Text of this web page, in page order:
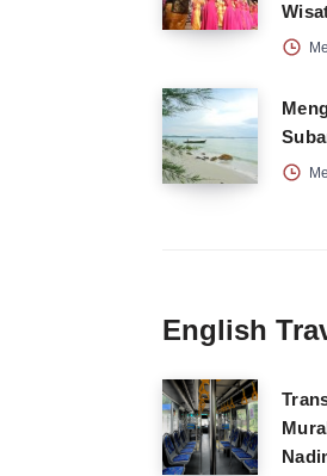
English